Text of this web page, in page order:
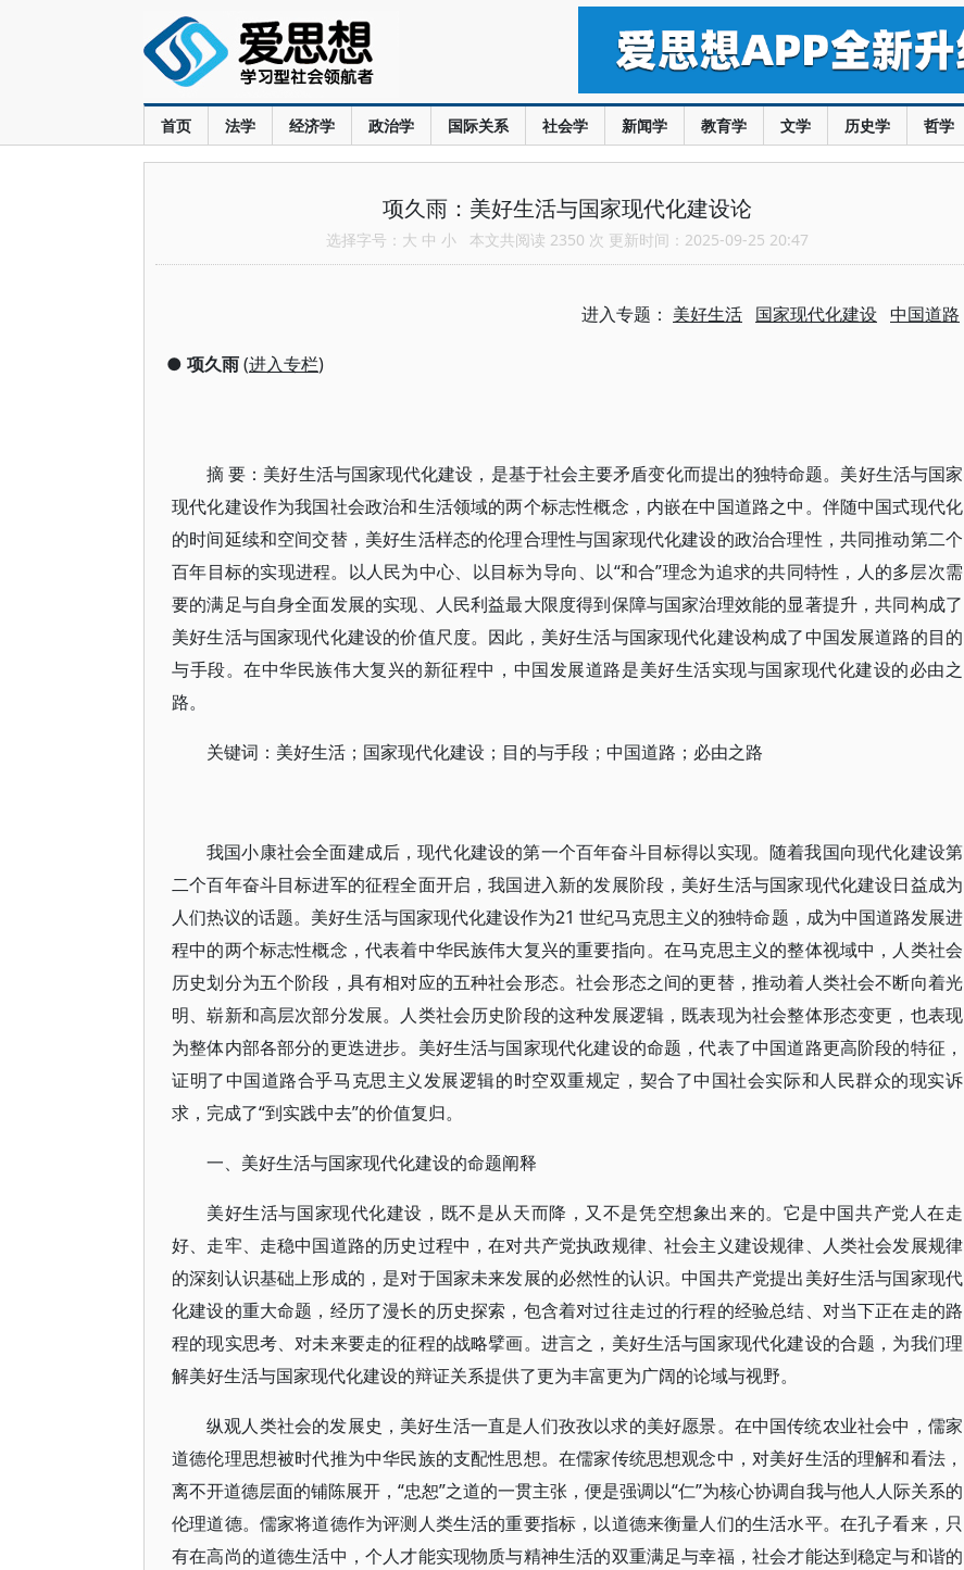
首页 法学 经济学 政治学 国际关系 社会学 新闻学 教育学 文学 历史学 哲学
项久雨：美好生活与国家现代化建设论
选择字号： 大 中 小 本文共阅读 2350 次 更新时间：2025-09-25 20:47
进入专题： 美好生活 国家现代化建设 中国道路
● 项久雨(进入专栏)
摘 要：美好生活与国家现代化建设，是基于社会主要矛盾变化而提出的独特命题。美好生活与国家
现代化建设作为我国社会政治和生活领域的两个标志性概念，内嵌在中国道路之中。伴随中国式现代化
的时间延续和空间交替，美好生活样态的伦理合理性与国家现代化建设的政治合理性，共同推动第二个
百年目标的实现进程。以人民为中心、以目标为导向、以“和合”理念为追求的共同特性，人的多层次需
要的满足与自身全面发展的实现、人民利益最大限度得到保障与国家治理效能的显著提升，共同构成了
美好生活与国家现代化建设的价值尺度。因此，美好生活与国家现代化建设构成了中国发展道路的目的
与手段。在中华民族伟大复兴的新征程中，中国发展道路是美好生活实现与国家现代化建设的必由之
路。
关键词：美好生活；国家现代化建设；目的与手段；中国道路；必由之路
我国小康社会全面建成后，现代化建设的第一个百年奋斗目标得以实现。随着我国向现代化建设第
二个百年奋斗目标进军的征程全面开启，我国进入新的发展阶段，美好生活与国家现代化建设日益成为
人们热议的话题。美好生活与国家现代化建设作为21 世纪马克思主义的独特命题，成为中国道路发展进
程中的两个标志性概念，代表着中华民族伟大复兴的重要指向。在马克思主义的整体视域中，人类社会
历史划分为五个阶段，具有相对应的五种社会形态。社会形态之间的更替，推动着人类社会不断向着光
明、崭新和高层次部分发展。人类社会历史阶段的这种发展逻辑，既表现为社会整体形态变更，也表现
为整体内部各部分的更迭进步。美好生活与国家现代化建设的命题，代表了中国道路更高阶段的特征，
证明了中国道路合乎马克思主义发展逻辑的时空双重规定，契合了中国社会实际和人民群众的现实诉
求，完成了“到实践中去”的价值复归。
一、美好生活与国家现代化建设的命题阐释
美好生活与国家现代化建设，既不是从天而降，又不是凭空想象出来的。它是中国共产党人在走
好、走牢、走稳中国道路的历史过程中，在对共产党执政规律、社会主义建设规律、人类社会发展规律
的深刻认识基础上形成的，是对于国家未来发展的必然性的认识。中国共产党提出美好生活与国家现代
化建设的重大命题，经历了漫长的历史探索，包含着对过往走过的行程的经验总结、对当下正在走的路
程的现实思考、对未来要走的征程的战略擘画。进言之，美好生活与国家现代化建设的合题，为我们理
解美好生活与国家现代化建设的辩证关系提供了更为丰富更为广阔的论域与视野。
纵观人类社会的发展史，美好生活一直是人们孜孜以求的美好愿景。在中国传统农业社会中，儒家
道德伦理思想被时代推为中华民族的支配性思想。在儒家传统思想观念中，对美好生活的理解和看法，
离不开道德层面的铺陈展开，“忠恕”之道的一贯主张，便是强调以“仁”为核心协调自我与他人人际关系的
伦理道德。儒家将道德作为评测人类生活的重要指标，以道德来衡量人们的生活水平。在孔子看来，只
有在高尚的道德生活中，个人才能实现物质与精神生活的双重满足与幸福，社会才能达到稳定与和谐的